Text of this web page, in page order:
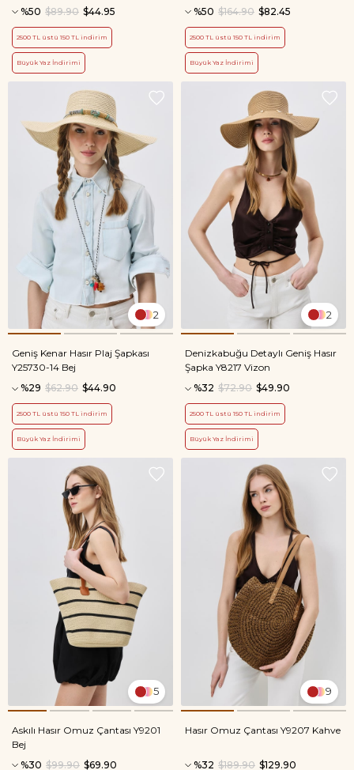
%50 $44.95
$89.90
2500 TL üstü 150 TL indirim
Büyük Yaz İndirimi
%50 $82.45
$164.90
2500 TL üstü 150 TL indirim
Büyük Yaz İndirimi
2
Geniş Kenar Hasır Plaj Şapkası
Y25730-14 Bej
%29
$44.90
$62.90
2500 TL üstü 150 TL indirim
Büyük Yaz İndirimi
2
Denizkabuğu Detaylı Geniş Hasır
Şapka Y8217 Vizon
%32
$49.90
$72.90
2500 TL üstü 150 TL indirim
Büyük Yaz İndirimi
5
Askılı Hasır Omuz Çantası Y9201
Bej
%30
$69.90
$99.90
9
Hasır Omuz Çantası Y9207 Kahve
%32 $129.90
$189.90